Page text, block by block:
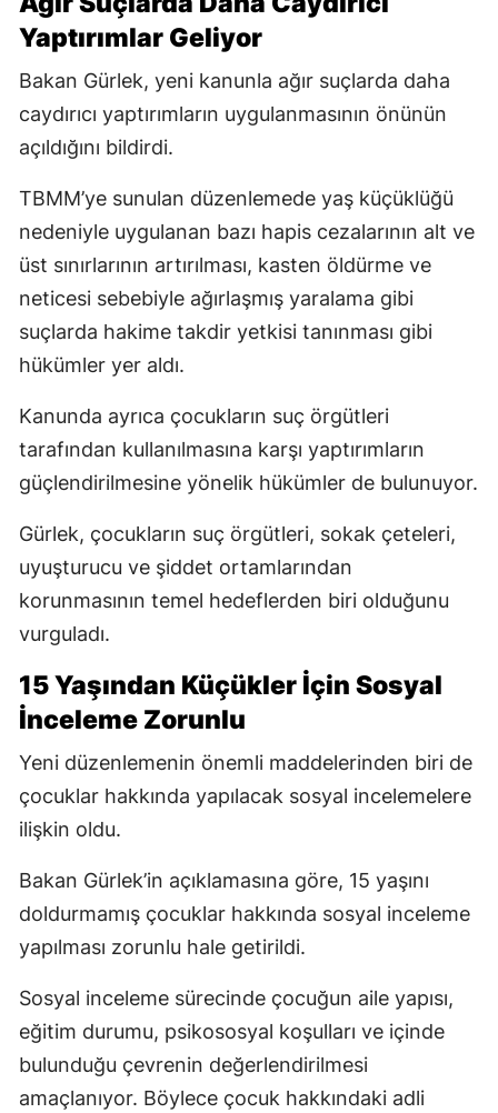
Yaptırımlar Geliyor
Bakan Gürlek, yeni kanunla ağır suçlarda daha
caydırıcı yaptırımların uygulanmasının önünün
açıldığını bildirdi.
TBMM’ye sunulan düzenlemede yaş küçüklüğü
nedeniyle uygulanan bazı hapis cezalarının alt ve
üst sınırlarının artırılması, kasten öldürme ve
neticesi sebebiyle ağırlaşmış yaralama gibi
suçlarda hakime takdir yetkisi tanınması gibi
hükümler yer aldı.
Kanunda ayrıca çocukların suç örgütleri
tarafından kullanılmasına karşı yaptırımların
güçlendirilmesine yönelik hükümler de bulunuyor.
Gürlek, çocukların suç örgütleri, sokak çeteleri,
uyuşturucu ve şiddet ortamlarından
korunmasının temel hedeflerden biri olduğunu
vurguladı.
15 Yaşından Küçükler İçin Sosyal
İnceleme Zorunlu
Yeni düzenlemenin önemli maddelerinden biri de
çocuklar hakkında yapılacak sosyal incelemelere
ilişkin oldu.
Bakan Gürlek’in açıklamasına göre, 15 yaşını
doldurmamış çocuklar hakkında sosyal inceleme
yapılması zorunlu hale getirildi.
Sosyal inceleme sürecinde çocuğun aile yapısı,
eğitim durumu, psikososyal koşulları ve içinde
bulunduğu çevrenin değerlendirilmesi
amaçlanıyor. Böylece çocuk hakkındaki adli